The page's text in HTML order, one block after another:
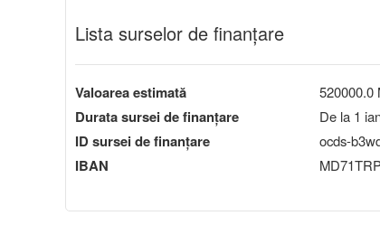
Lista surselor de finanțare
Valoarea estimată 520000.0
Durata sursei de finanțare De la 1
ID sursei de finanțare ocds-
IBAN